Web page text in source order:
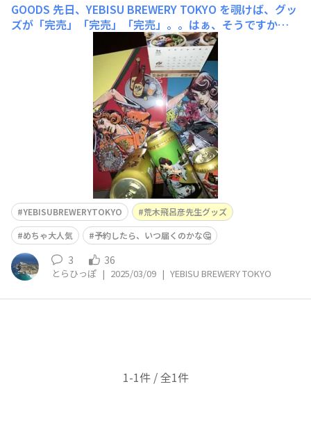
GOODS 先日、YEBISU BREWERY TOKYO を覗けば、グッ
ズが「完売」「完売」「完売」。。はぁ、そうですか😯
どうやら、予約をすればそのうち(6月⁉️)届く商品もある
ようですが。。。クリアファイルは、手に取ることが出来
てよかった🤭 やった〜〜🙌
YEBISUBREWERYTOKYO
荒木飛呂彦先生グッズ
めちゃ大人気
予約したら、いつ届くのかな🤔
3 36
とらひっぽ | 2025/03/09 | YEBISU BREWERY TOKYO
1-1件 / 全1件